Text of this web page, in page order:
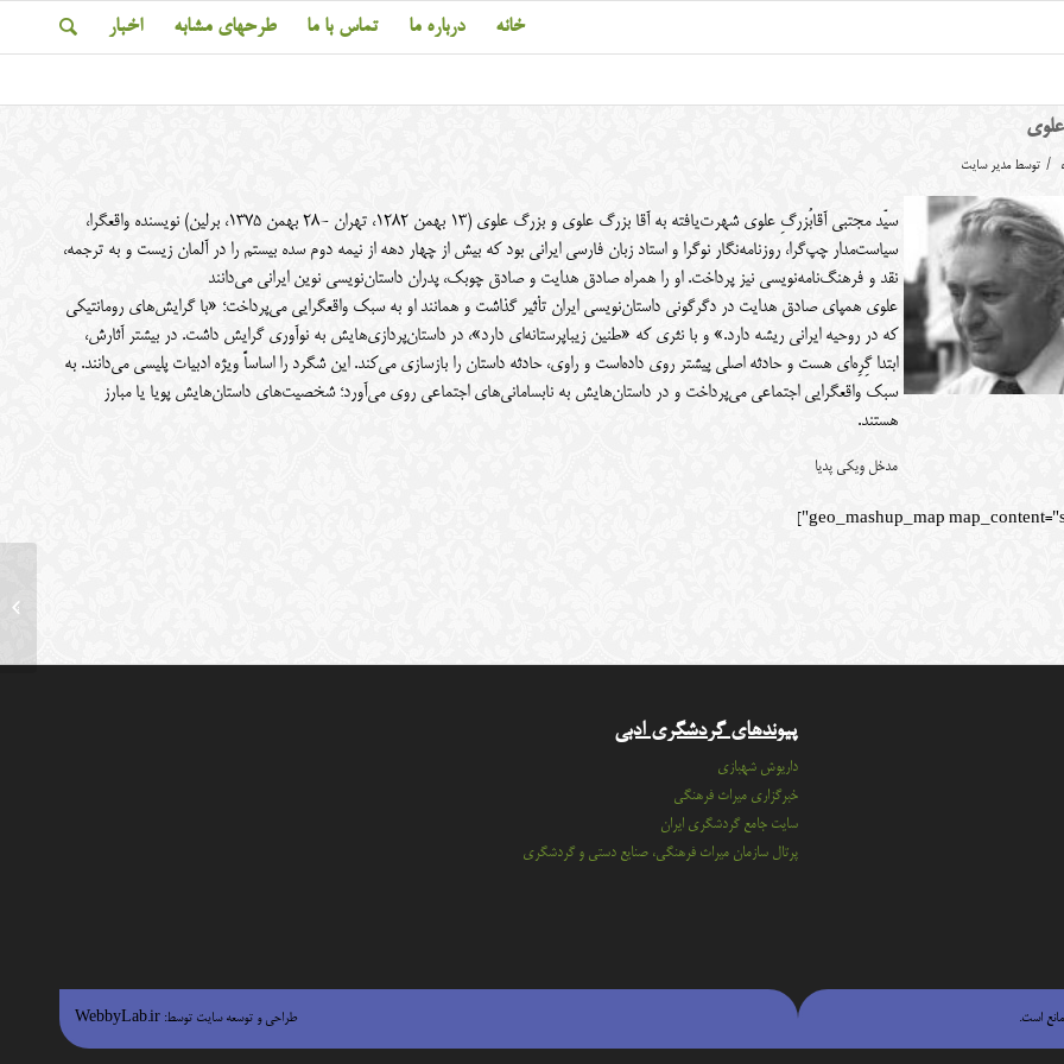
خانه درباره ما تماس با ما طرحهای مشابه اخبار
/ توسطمدیر سایت
سیّد مجتبی آقابُزرگِ علوی شهرت‌یافته به آقا بزرگ علوی و بزرگ علوی (۱۳ بهمن ۱۲۸۲، تهران -۲۸ بهمن ۱۳۷۵، برلین) نویسنده واقعگرا،
سیاست‌مدار چپ‌گرا، روزنامه‌نگار نوگرا و استاد زبان فارسی ایرانی بود که بیش از چهار دهه از نیمه دوم سده بیستم را در آلمان زیست و به ترجمه،
نقد و فرهنگ‌نامه‌نویسی نیز پرداخت. او را همراه صادق هدایت و صادق چوبک، پدران داستان‌نویسی نوین ایرانی می‌دانند
علوی همپای صادق هدایت در دگرگونی داستان‌نویسی ایران تأثیر گذاشت و همانند او به سبک واقعگرایی می‌پرداخت؛ «با گرایش‌های رومانتیکی
که در روحیه ایرانی ریشه دارد.» و با نثری که «طنین زیباپرستانه‌ای دارد»، در داستان‌پردازی‌هایش به نوآوری گرایش داشت. در بیشتر آثارش،
ابتدا گِرِه‌ای هست و حادثه اصلی پیشتر روی داده‌است و راوی، حادثه داستان را بازسازی می‌کند. این شگرد را اساساً ویژه ادبیات پلیسی می‌دانند. به
سبک واقعگرایی اجتماعی می‌پرداخت و در داستان‌هایش به نابسامانی‌های اجتماعی روی می‌آورد؛ شخصیت‌های داستان‌هایش پویا یا مبارز
هستند.
مدخل ویکی پدیا
پیوندهای گردشگری ادبی
داریوش شهبازی
خبرگزاری میراث فرهنگی
سايت جامع گردشگري ايران
پرتال سازمان ميراث فرهنگي، صنايع دستي و گردشگري
طراحی و توسعه سایت توسط: WebbyLab.ir
ایرج میرزا